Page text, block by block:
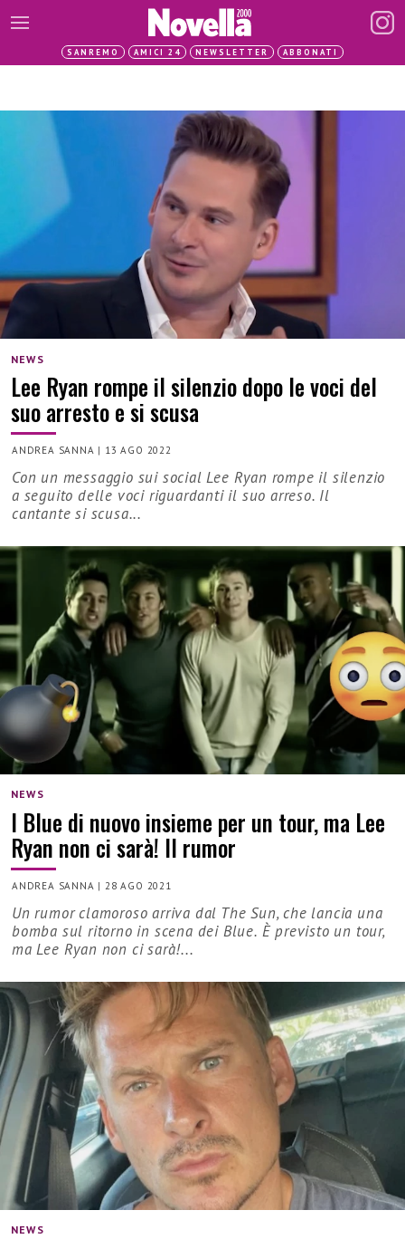
SANREMO AMICI 24 NEWSLETTER ABBONATI
NEWS
Lee Ryan rompe il silenzio dopo le voci del
suo arresto e si scusa
ANDREA SANNA | 13 AGO 2022
Con un messaggio sui social Lee Ryan rompe il silenzio
a seguito delle voci riguardanti il suo arreso. Il
cantante si scusa...
NEWS
I Blue di nuovo insieme per un tour, ma Lee
Ryan non ci sarà! Il rumor
ANDREA SANNA | 28 AGO 2021
Un rumor clamoroso arriva dal The Sun, che lancia una
bomba sul ritorno in scena dei Blue. È previsto un tour,
ma Lee Ryan non ci sarà!...
NEWS